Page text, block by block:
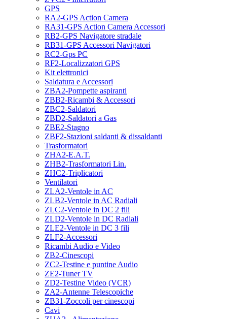
GPS
RA2-GPS Action Camera
RA31-GPS Action Camera Accessori
RB2-GPS Navigatore stradale
RB31-GPS Accessori Navigatori
RC2-Gps PC
RF2-Localizzatori GPS
Kit elettronici
Saldatura e Accessori
ZBA2-Pompette aspiranti
ZBB2-Ricambi & Accessori
ZBC2-Saldatori
ZBD2-Saldatori a Gas
ZBE2-Stagno
ZBF2-Stazioni saldanti & dissaldanti
Trasformatori
ZHA2-E.A.T.
ZHB2-Trasformatori Lin.
ZHC2-Triplicatori
Ventilatori
ZLA2-Ventole in AC
ZLB2-Ventole in AC Radiali
ZLC2-Ventole in DC 2 fili
ZLD2-Ventole in DC Radiali
ZLE2-Ventole in DC 3 fili
ZLF2-Accessori
Ricambi Audio e Video
ZB2-Cinescopi
ZC2-Testine e puntine Audio
ZE2-Tuner TV
ZD2-Testine Video (VCR)
ZA2-Antenne Telescopiche
ZB31-Zoccoli per cinescopi
Cavi